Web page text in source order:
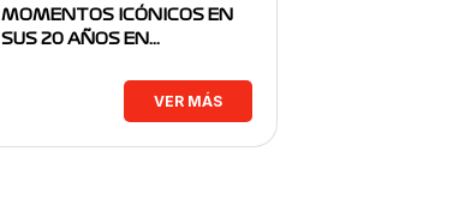
MOMENTOS ICÓNICOS EN
SUS 20 AÑOS EN…
VER MÁS